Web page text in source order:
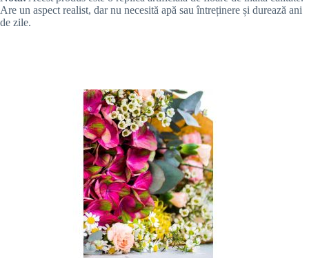
Are un aspect realist, dar nu necesită apă sau întreținere și durează ani
de zile.